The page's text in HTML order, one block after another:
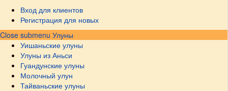
Вход для клиентов
Регистрация для новых
Close submenu Улуны
Уишаньские улуны
Улуны из Аньси
Гуандунские улуны
Молочный улун
Тайваньские улуны